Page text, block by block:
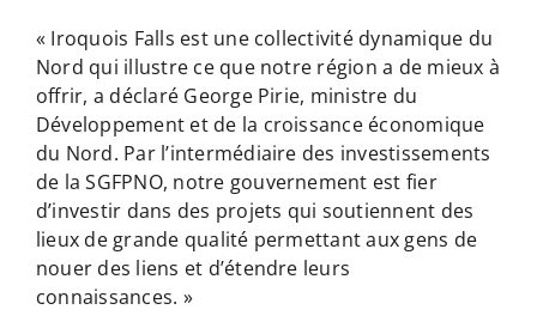
« Iroquois Falls est une collectivité dynamique du
Nord qui illustre ce que notre région a de mieux à
offrir, a déclaré George Pirie, ministre du
Développement et de la croissance économique
du Nord. Par l’intermédiaire des investissements
de la SGFPNO, notre gouvernement est fier
d’investir dans des projets qui soutiennent des
lieux de grande qualité permettant aux gens de
nouer des liens et d’étendre leurs
connaissances. »